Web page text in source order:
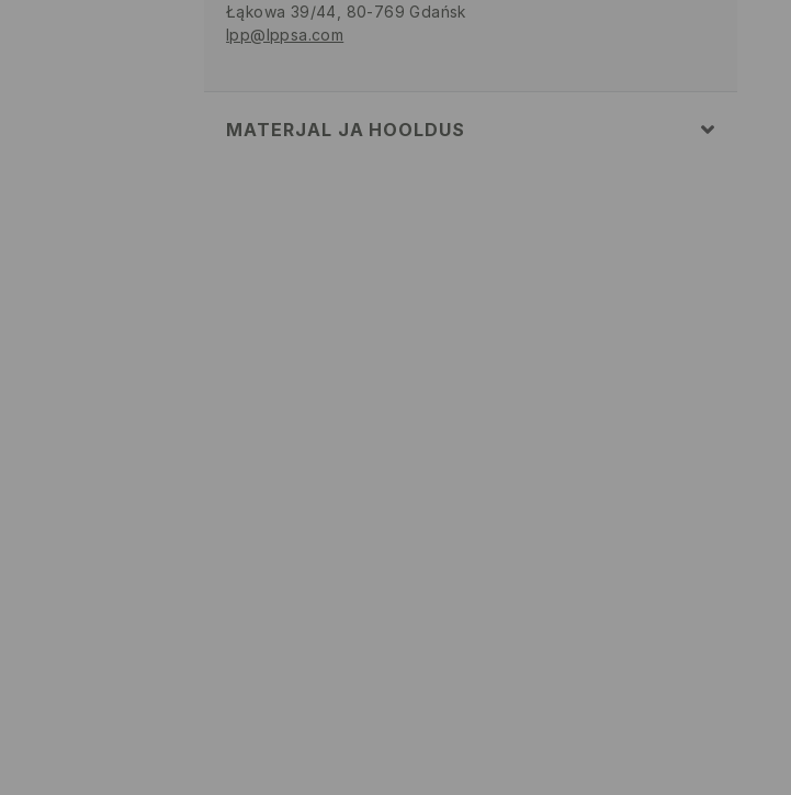
Łąkowa 39/44, 80-769 Gdańsk
lpp@lppsa.com
MATERJAL JA HOOLDUS